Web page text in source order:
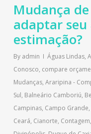
Mudança
adaptar
estimação?
By admin Águas Lindas,
Conosco, compare
Mudanças, Araripina -
Sul, Balneário Camboriú,
Campinas, Campo Grande,
Ceará, Cianorte, Contagem,